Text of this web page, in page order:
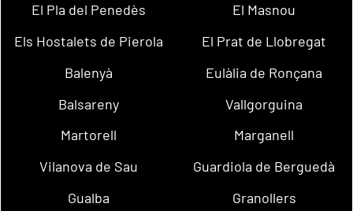
El Pla del Penedès
El Masnou
Els Hostalets de Pierola
El Prat de Llobregat
Balenyà
Eulàlia de Ronçana
Balsareny
Vallgorguina
Martorell
Marganell
Vilanova de Sau
Guardiola de Berguedà
Gualba
Granollers